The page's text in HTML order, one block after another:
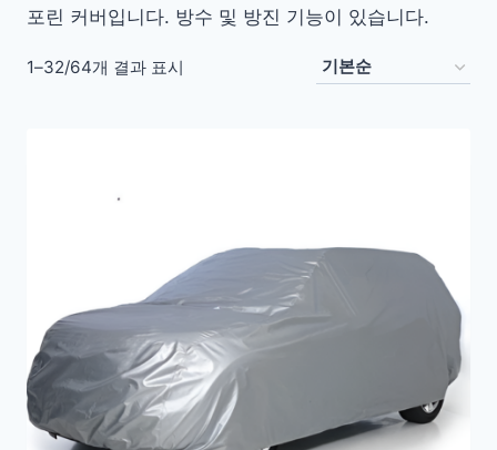
포린 커버입니다. 방수 및 방진 기능이 있습니다.
1–32/64개 결과 표시